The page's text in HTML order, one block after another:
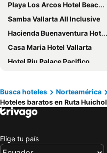
Playa Los Arcos Hotel Beach Resort & Spa
Samba Vallarta All Inclusive
Hacienda Buenaventura Hotel & Mexican Charm - All Inclusive
Casa Maria Hotel Vallarta
Hotel Riu Palace Pacifico
Meliá Puerto Vallarta
Garza Blanca Preserve Resort & Spa Puerto Vallarta
Krystal Grand Puerto Vallarta
Hotel Garza Canela
Busca hoteles Norteamérica
Hoteles baratos en Ruta Huichol
Elige tu país